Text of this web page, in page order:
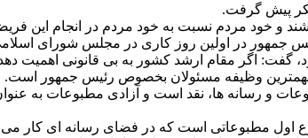
پیش گرفت.
خود مردم نسبت به خود مردم در انجام این
جمهور در اولین روز کاری در مجلس شورای
گفت: اگر مقام ارشد کشور به بی قانونی اهمیت
مهمترین وظیفه مسئولان بخصوص رئیس جمهور است.
و رسانه ها، نقد است و آزادی مطبوعات
اول مطبوعاتی است که در فضای رسانه ای کار